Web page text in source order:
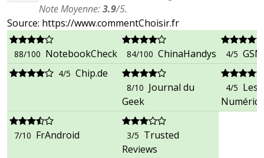
Note Moyenne:3.9/5.
Source: https://www.commentChoisir.fr
88/100 NotebookCheck 84/100 ChinaHandys 4/5
4/5 Chip.de
8/10 Journal du
Geek
4/5 Les
7/10 FrAndroid 3/5 Trusted
Reviews